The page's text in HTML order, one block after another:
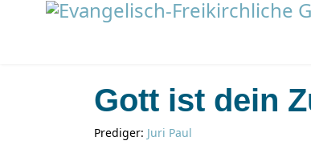
Gott ist dein
Prediger: Juri Paul